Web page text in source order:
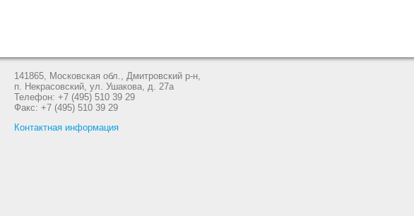
141865, Московская обл., Дмитровский р-н,
п. Некрасовский, ул. Ушакова, д. 27а
Телефон: +7 (495) 510 39 29
Факс: +7 (495) 510 39 29
Контактная информация